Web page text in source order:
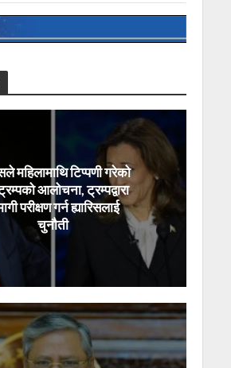
महिलामाथि टिप्पणी गरेको
आलोचना, ट्रम्पद्वारा
परीक्षण गर्न ह्यारिसलाई
चुनौती